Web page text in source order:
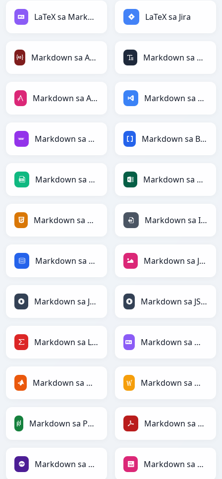
LaTeX sa Markdown LaTeX sa Jira
Markdown sa ActionScript Markdown sa ASCII
Markdown sa AsciiDoc Markdown sa ASP
Markdown sa Avro Markdown sa BBCode
Markdown sa CSV Markdown sa Excel
Markdown sa HTML Markdown sa INI
Markdown sa SQL Markdown sa JPEG
Markdown sa JSON Markdown sa JSONLines
Markdown sa LaTeX Markdown sa Markdown
Markdown sa MATLAB Markdown sa MediaWiki
Markdown sa PandasDataFrame Markdown sa PDF
Markdown sa PHP Markdown sa PNG